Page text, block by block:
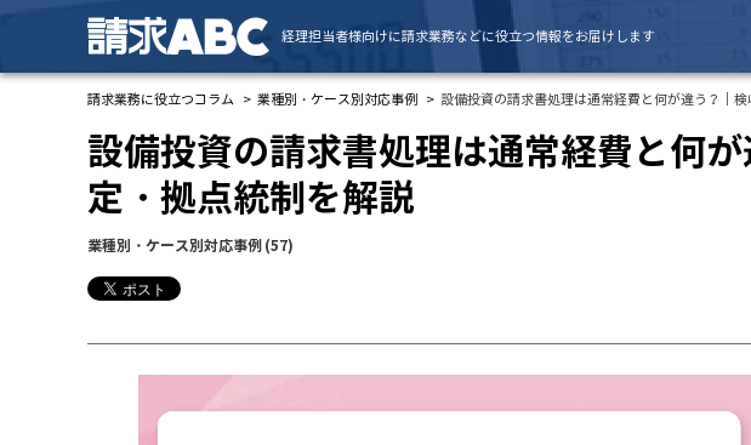
経理担当者様向けに請求業務などに役立つ情報をお届けします
請求業務に役立つコラム 業種別・ケース別対応事例 設備投資の請求書処理は通常経費と何が違う？｜
設備投資の請求書処理は通常経費と何
定・拠点統制を解説
業種別・ケース別対応事例 (57)